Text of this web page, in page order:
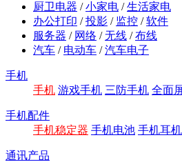
厨卫电器 /小家电 /生活家电
办公打印 /投影 / 监控 /软件
服务器 / 网络 /无线 /布线
汽车 / 电动车 /汽车电子
手机
手机 游戏手机 三防手机 全面
手机配件
手机稳定器 手机电池 手机耳机
通讯产品